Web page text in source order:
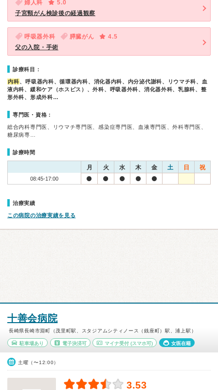
婦人科
5.0
子宮頸がん検診後の経過観察
呼吸器外科 膵臓がん
4.5
父の入院・手術
診療科目：
内科、呼吸器内科、循環器内科、消化器内科、内分泌代謝科、リウマチ科、血
液内科、緩和ケア（ホスピス）、外科、呼吸器外科、消化器外科、乳腺科、整
形外科、形成外科…
専門医・資格：
総合内科専門医、リウマチ専門医、感染症専門医、血液専門医、外科専門医、
糖尿病専…
診療時間
月 火 水 木 金 土 日 祝
08:45-17:00
治療実績
この病院の治療実績を見る
十善会病院
長崎県長崎市淵町（茂里町駅、スタジアムシティノース（銭座町）駅、浦上駅）
駐車場あり 電子決済可 マイナ受付 (スマホ可) 女医在籍
土曜（〜12:00）
3.53